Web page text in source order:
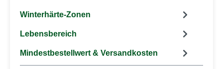
Winterhärte-Zonen
Lebensbereich
Mindestbestellwert & Versandkosten